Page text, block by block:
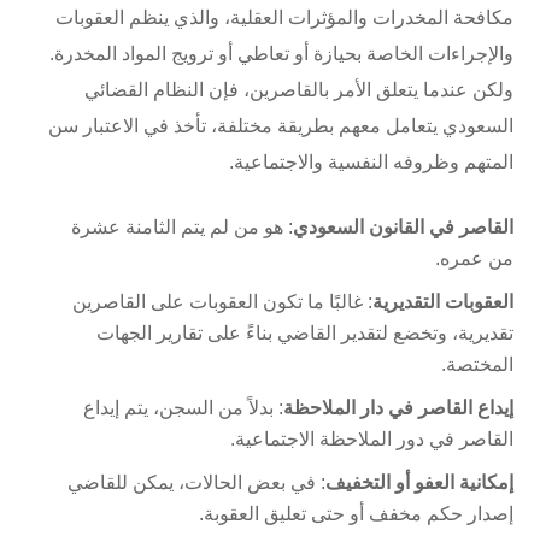
مكافحة المخدرات والمؤثرات العقلية، والذي ينظم العقوبات
والإجراءات الخاصة بحيازة أو تعاطي أو ترويج المواد المخدرة.
ولكن عندما يتعلق الأمر بالقاصرين، فإن النظام القضائي
السعودي يتعامل معهم بطريقة مختلفة، تأخذ في الاعتبار سن
المتهم وظروفه النفسية والاجتماعية.
القاصر في القانون السعودي: هو من لم يتم الثامنة عشرة
من عمره.
العقوبات التقديرية: غالبًا ما تكون العقوبات على القاصرين
تقديرية، وتخضع لتقدير القاضي بناءً على تقارير الجهات
المختصة.
إيداع القاصر في دار الملاحظة: بدلاً من السجن، يتم إيداع
القاصر في دور الملاحظة الاجتماعية.
إمكانية العفو أو التخفيف: في بعض الحالات، يمكن للقاضي
إصدار حكم مخفف أو حتى تعليق العقوبة.